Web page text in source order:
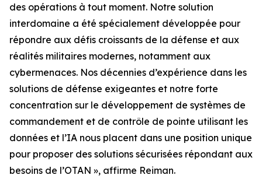
des opérations à tout moment. Notre solution
interdomaine a été spécialement développée pour
répondre aux défis croissants de la défense et aux
réalités militaires modernes, notamment aux
cybermenaces. Nos décennies d’expérience dans les
solutions de défense exigeantes et notre forte
concentration sur le développement de systèmes de
commandement et de contrôle de pointe utilisant les
données et l’IA nous placent dans une position unique
pour proposer des solutions sécurisées répondant aux
besoins de l’OTAN », affirme Reiman.